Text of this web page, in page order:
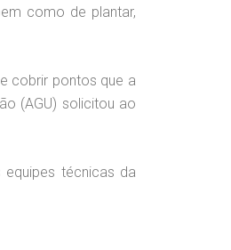
como de plantar,
cobrir pontos que a
(AGU) solicitou ao
técnicas da